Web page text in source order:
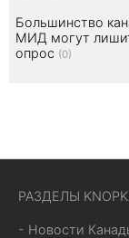
Большинство
МИД могут
опрос (0)
РАЗДЕЛЫ
- Новости